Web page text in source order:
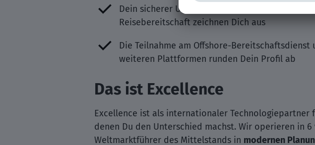
Dein sicherer Umgang mit MS Office und SAP,
Reisebereitschaft zeichnen Dich aus
Die Teilnahme am Offshore-
weiteren Plattformen runden Dein Profil ab
Das ist Excellence
Excellence ist als internationaler Technologiepartner
denen Du den Unterschied machst. Wir operieren in
Weltmarktführer des Mittelstands in modernen